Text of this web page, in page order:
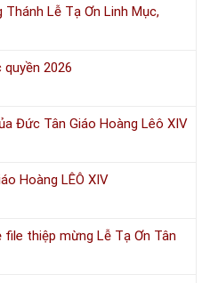
Lễ Tạ Ơn Linh Mục,
2026
Đức Tân Giáo Hoàng Lêô XIV
Hoàng LÊÔ XIV
file thiệp mừng Lễ Tạ Ơn Tân